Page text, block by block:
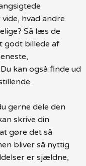
hvad andre
Så læs de
godt billede af
kan også finde ud
gerne dele den
skrive din
gøre det så
bliver så nyttig
er sjældne,